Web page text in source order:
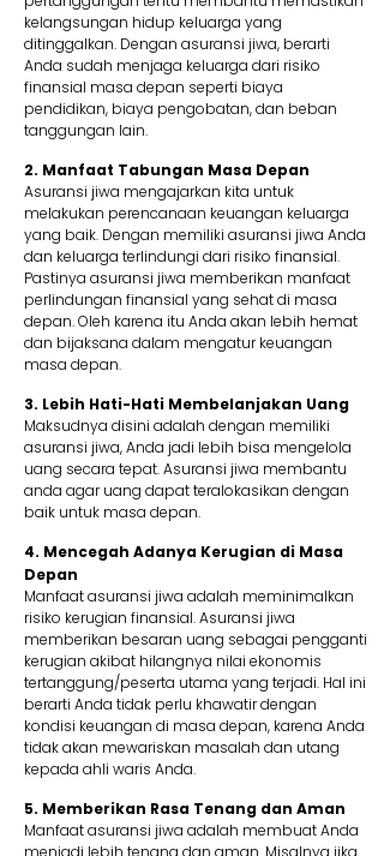
kelangsungan hidup keluarga yang
ditinggalkan. Dengan asuransi jiwa, berarti
Anda sudah menjaga keluarga dari risiko
finansial masa depan seperti biaya
pendidikan, biaya pengobatan, dan beban
tanggungan lain.
2. Manfaat Tabungan Masa Depan
Asuransi jiwa mengajarkan kita untuk
melakukan perencanaan keuangan keluarga
yang baik. Dengan memiliki asuransi jiwa Anda
dan keluarga terlindungi dari risiko finansial.
Pastinya asuransi jiwa memberikan manfaat
perlindungan finansial yang sehat di masa
depan. Oleh karena itu Anda akan lebih hemat
dan bijaksana dalam mengatur keuangan
masa depan.
3. Lebih Hati-Hati Membelanjakan Uang
Maksudnya disini adalah dengan memiliki
asuransi jiwa, Anda jadi lebih bisa mengelola
uang secara tepat. Asuransi jiwa membantu
anda agar uang dapat teralokasikan dengan
baik untuk masa depan.
4. Mencegah Adanya Kerugian di Masa
Depan
Manfaat asuransi jiwa adalah meminimalkan
risiko kerugian finansial. Asuransi jiwa
memberikan besaran uang sebagai pengganti
kerugian akibat hilangnya nilai ekonomis
tertanggung/peserta utama yang terjadi. Hal ini
berarti Anda tidak perlu khawatir dengan
kondisi keuangan di masa depan, karena Anda
tidak akan mewariskan masalah dan utang
kepada ahli waris Anda.
5. Memberikan Rasa Tenang dan Aman
Manfaat asuransi jiwa adalah membuat Anda
menjadi lebih tenang dan aman. Misalnya jika